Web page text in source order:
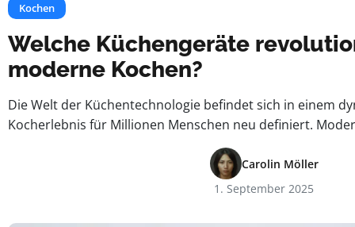
Kochen
Welche Küchengeräte
moderne Kochen?
Die Welt der Küchentechnologie befindet sich in einem
Kocherlebnis für Millionen Menschen neu definiert.
Carolin Möller
1. September 2025